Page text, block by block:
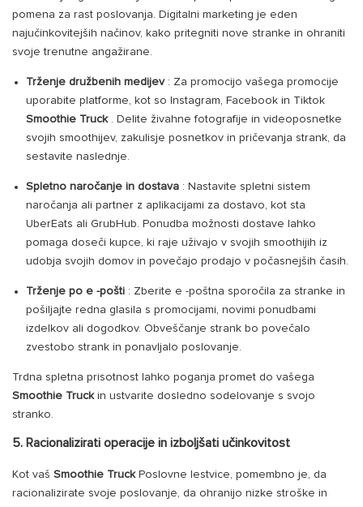
pomena za rast poslovanja. Digitalni marketing je eden
najučinkovitejših načinov, kako pritegniti nove stranke in ohraniti
svoje trenutne angažirane.
Trženje družbenih medijev : Za promocijo vašega promocije
uporabite platforme, kot so Instagram, Facebook in Tiktok
Smoothie Truck . Delite živahne fotografije in videoposnetke
svojih smoothijev, zakulisje posnetkov in pričevanja strank, da
sestavite naslednje.
Spletno naročanje in dostava : Nastavite spletni sistem
naročanja ali partner z aplikacijami za dostavo, kot sta
UberEats ali GrubHub. Ponudba možnosti dostave lahko
pomaga doseči kupce, ki raje uživajo v svojih smoothijih iz
udobja svojih domov in povečajo prodajo v počasnejših časih.
Trženje po e -pošti : Zberite e -poštna sporočila za stranke in
pošiljajte redna glasila s promocijami, novimi ponudbami
izdelkov ali dogodkov. Obveščanje strank bo povečalo
zvestobo strank in ponavljalo poslovanje.
Trdna spletna prisotnost lahko poganja promet do vašega
Smoothie Truck in ustvarite dosledno sodelovanje s svojo
stranko.
5. Racionalizirati operacije in izboljšati učinkovitost
Kot vaš Smoothie Truck Poslovne lestvice, pomembno je, da
racionalizirate svoje poslovanje, da ohranijo nizke stroške in